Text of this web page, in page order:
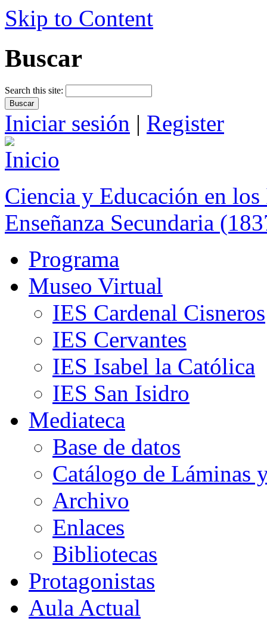
Skip to Content
Buscar
Search this site:
Iniciar sesión | Register
Ciencia y Educación en
Enseñanza Secundaria
Programa
Museo Virtual
IES Cardenal Cisneros
IES Cervantes
IES Isabel la Católica
IES San Isidro
Mediateca
Base de datos
Catálogo de Láminas
Archivo
Enlaces
Bibliotecas
Protagonistas
Aula Actual